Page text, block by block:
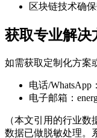
区块链技术确
获取专业解决
如需获取定制化方案
电话/WhatsApp
电子邮箱：
（本文引用的行业
数据已做脱敏处理。